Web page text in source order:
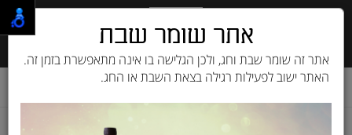
אתר שומר שבת
אתר זה שומר שבת וחג, ולכן הגלישה בו אינה מתאפשרת בזמן זה.
האתר ישוב לפעילות רגילה בצאת השבת או החג.